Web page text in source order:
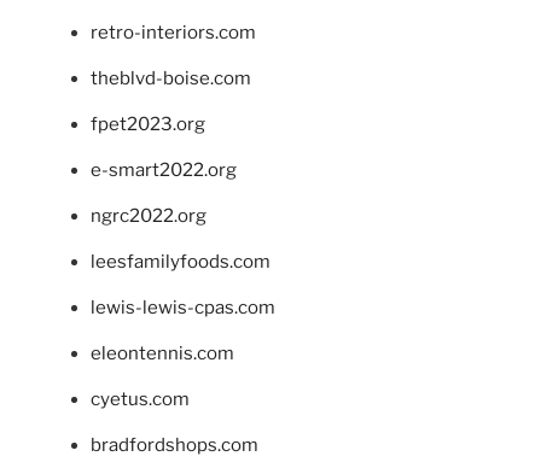
retro-interiors.com
theblvd-boise.com
fpet2023.org
e-smart2022.org
ngrc2022.org
leesfamilyfoods.com
lewis-lewis-cpas.com
eleontennis.com
cyetus.com
bradfordshops.com